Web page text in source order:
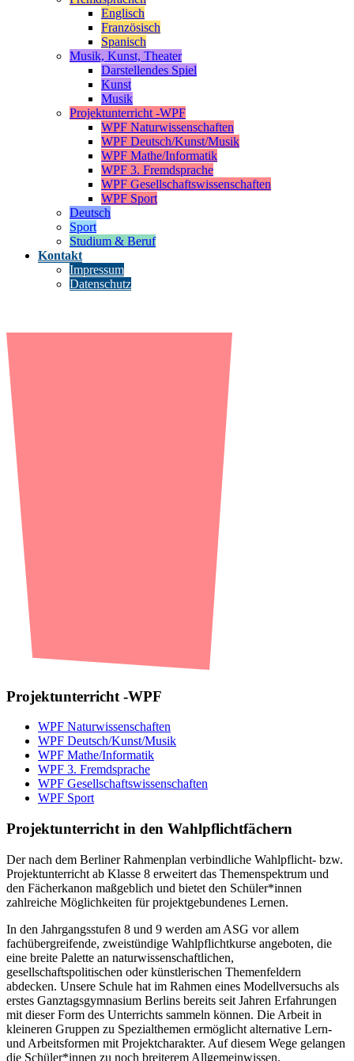
Englisch
Französisch
Spanisch
Musik, Kunst, Theater
Darstellendes Spiel
Kunst
Musik
Projektunterricht -WPF
WPF Naturwissenschaften
WPF Deutsch/Kunst/Musik
WPF Mathe/Informatik
WPF 3. Fremdsprache
WPF Gesellschaftswissenschaften
WPF Sport
Deutsch
Sport
Studium & Beruf
Kontakt
Impressum
Datenschutz
Projektunterricht -WPF
WPF Naturwissenschaften
WPF Deutsch/Kunst/Musik
WPF Mathe/Informatik
WPF 3. Fremdsprache
WPF Gesellschaftswissenschaften
WPF Sport
Projektunterricht in den Wahlpflichtfächern
Der nach dem Berliner Rahmenplan verbindliche Wahlpflicht- bzw.
Projektunterricht ab Klasse 8 erweitert das Themenspektrum und
den Fächerkanon maßgeblich und bietet den Schüler*innen
zahlreiche Möglichkeiten für projektgebundenes Lernen.
In den Jahrgangsstufen 8 und 9 werden am ASG vor allem
fachübergreifende, zweistündige Wahlpflichtkurse angeboten, die
eine breite Palette an naturwissenschaftlichen,
gesellschaftspolitischen oder künstlerischen Themenfeldern
abdecken. Unsere Schule hat im Rahmen eines Modellversuchs als
erstes Ganztagsgymnasium Berlins bereits seit Jahren Erfahrungen
mit dieser Form des Unterrichts sammeln können. Die Arbeit in
kleineren Gruppen zu Spezialthemen ermöglicht alternative Lern-
und Arbeitsformen mit Projektcharakter. Auf diesem Wege gelangen
die Schüler*innen zu noch breiterem Allgemeinwissen.